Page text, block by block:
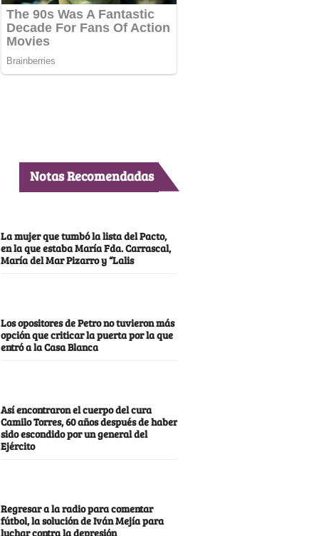
Notas Recomendadas
La mujer que tumbó la lista del Pacto,
en la que estaba María Fda. Carrascal,
María del Mar Pizarro y “Lalis
Los opositores de Petro no tuvieron más
opción que criticar la puerta por la que
entró a la Casa Blanca
Así encontraron el cuerpo del cura
Camilo Torres, 60 años después de haber
sido escondido por un general del
Ejército
Regresar a la radio para comentar
fútbol, la solución de Iván Mejía para
luchar contra la depresión